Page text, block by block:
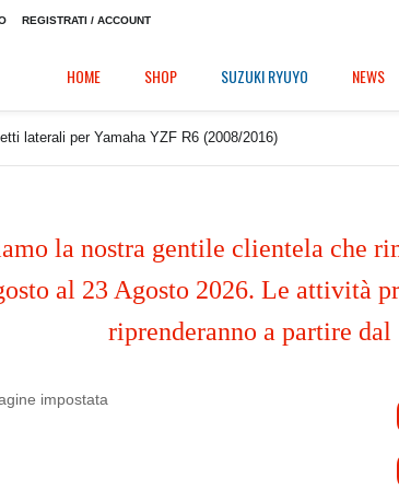
REGISTRATI / ACCOUNT
HOME SHOP SUZUKI RYUYO NEWS
laterali per Yamaha YZF R6 (2008/2016)
la nostra gentile clientela che
al 23 Agosto 2026. Le attività
riprenderanno a partire